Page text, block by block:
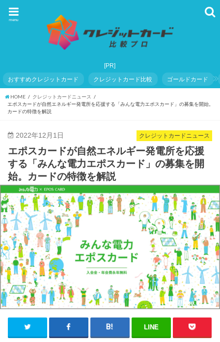
menu
おすすめクレジットカード クレジットカード比較 ゴールドカード
HOME
クレジットカードニュース
エポスカードが自然エネルギー発電所を応援する「みんな電力エポスカード」の募集を開始。
カードの特徴を解説
クレジットカードニュース
2022年12月1日
エポスカードが自然エネルギー発電所を応援
する「みんな電力エポスカード」の募集を開
始。カードの特徴を解説
LINE